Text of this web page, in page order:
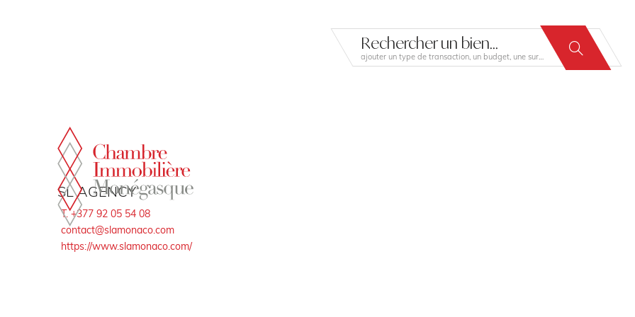
Rechercher un bien...
SL AGENCY
T. +377 92 05 54 08
contact@slamonaco.com
https://www.slamonaco.com/